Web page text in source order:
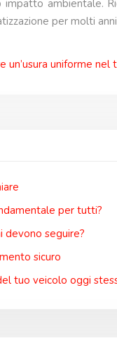
ambientale.
per molti
un’usura uniforme nel
per tutti?
devono seguire?
sicuro
tuo veicolo oggi